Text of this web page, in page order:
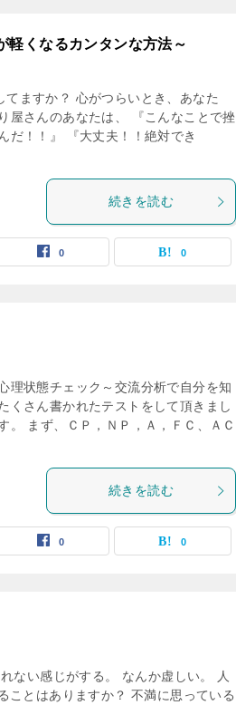
軽くなるカンタンな方法～
ますか？ 心がつらいとき、あなた
屋さんのあなたは、 『こんなことで挫
だ！！』 『大丈夫！！絶対でき
続きを読む
0 0
理状態チェック～交流分析で自分を知
くさん書かれたテストをして頂きまし
。 まず、ＣＰ，ＮＰ，Ａ，ＦＣ、ＡＣ
続きを読む
0 0
ない感じがする。 なんか虚しい。 人
ことはありますか？ 不満に思っている